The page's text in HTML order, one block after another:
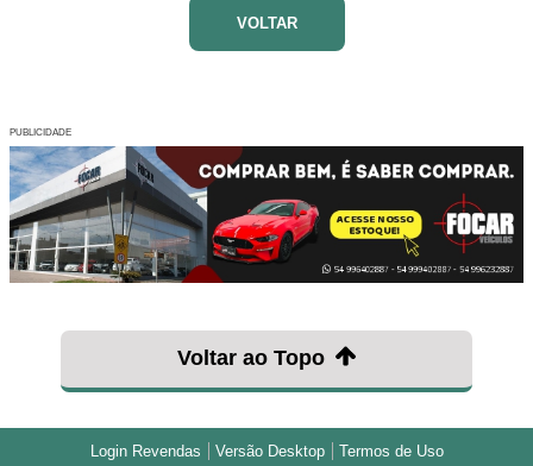
VOLTAR
PUBLICIDADE
Voltar ao Topo
Login Revendas Versão Desktop Termos de Uso